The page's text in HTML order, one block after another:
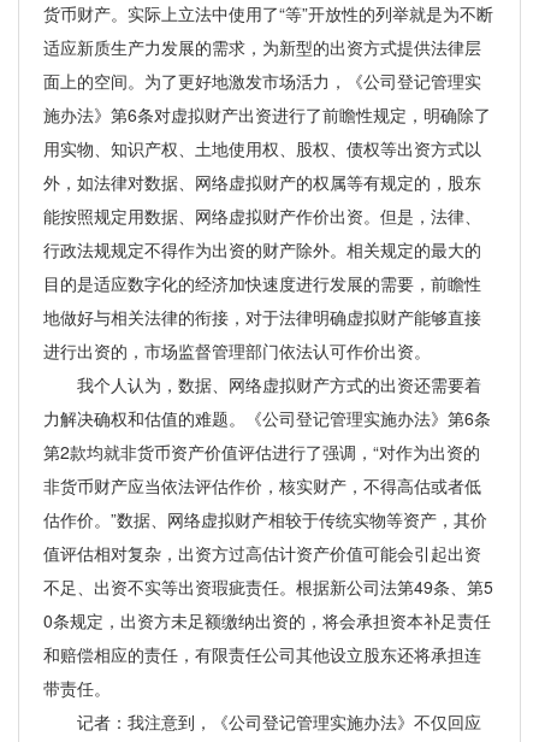
货币财产。实际上立法中使用了“等”开放性的列举就是为不断
适应新质生产力发展的需求，为新型的出资方式提供法律层
面上的空间。为了更好地激发市场活力，《公司登记管理实
施办法》第6条对虚拟财产出资进行了前瞻性规定，明确除了
用实物、知识产权、土地使用权、股权、债权等出资方式以
外，如法律对数据、网络虚拟财产的权属等有规定的，股东
能按照规定用数据、网络虚拟财产作价出资。但是，法律、
行政法规规定不得作为出资的财产除外。相关规定的最大的
目的是适应数字化的经济加快速度进行发展的需要，前瞻性
地做好与相关法律的衔接，对于法律明确虚拟财产能够直接
进行出资的，市场监督管理部门依法认可作价出资。
我个人认为，数据、网络虚拟财产方式的出资还需要着
力解决确权和估值的难题。《公司登记管理实施办法》第6条
第2款均就非货币资产价值评估进行了强调，“对作为出资的
非货币财产应当依法评估作价，核实财产，不得高估或者低
估作价。”数据、网络虚拟财产相较于传统实物等资产，其价
值评估相对复杂，出资方过高估计资产价值可能会引起出资
不足、出资不实等出资瑕疵责任。根据新公司法第49条、第5
0条规定，出资方未足额缴纳出资的，将会承担资本补足责任
和赔偿相应的责任，有限责任公司其他设立股东还将承担连
带责任。
记者：我注意到，《公司登记管理实施办法》不仅回应